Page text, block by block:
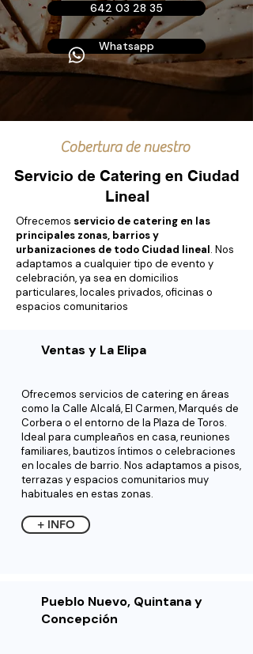
642 03 28 35
Whatsapp
Cobertura de nuestro
Servicio de Catering en Ciudad
Lineal
Ofrecemos servicio de catering en las
principales zonas, barrios y
urbanizaciones de todo Ciudad lineal. Nos
adaptamos a cualquier tipo de evento y
celebración, ya sea en domicilios
particulares, locales privados, oficinas o
espacios comunitarios
Ventas y La Elipa
Ofrecemos servicios de catering en áreas
como la Calle Alcalá, El Carmen, Marqués de
Corbera o el entorno de la Plaza de Toros.
Ideal para cumpleaños en casa, reuniones
familiares, bautizos íntimos o celebraciones
en locales de barrio. Nos adaptamos a pisos,
terrazas y espacios comunitarios muy
habituales en estas zonas.
+ INFO
Pueblo Nuevo, Quintana y
Concepción